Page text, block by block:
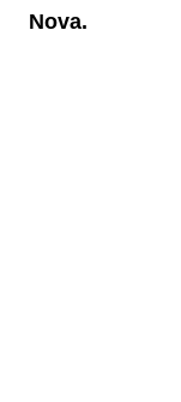
Nova.